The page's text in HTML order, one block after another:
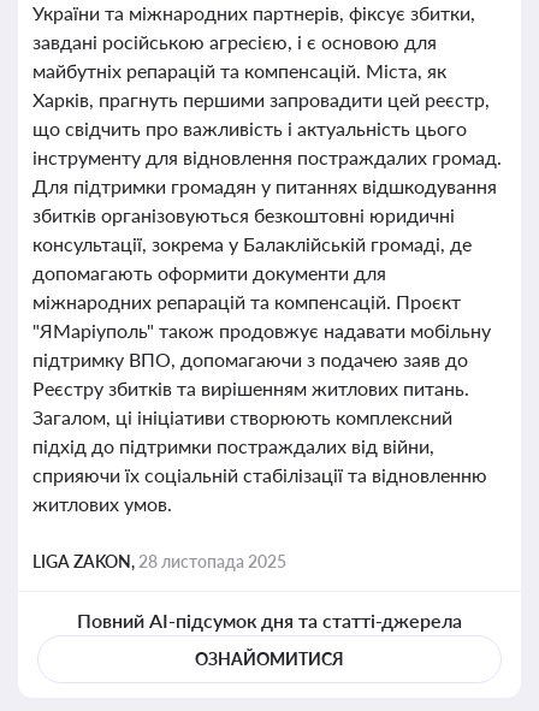
України та міжнародних партнерів, фіксує збитки,
завдані російською агресією, і є основою для
майбутніх репарацій та компенсацій. Міста, як
Харків, прагнуть першими запровадити цей реєстр,
що свідчить про важливість і актуальність цього
інструменту для відновлення постраждалих громад.
Для підтримки громадян у питаннях відшкодування
збитків організовуються безкоштовні юридичні
консультації, зокрема у Балаклійській громаді, де
допомагають оформити документи для
міжнародних репарацій та компенсацій. Проєкт
"ЯМаріуполь" також продовжує надавати мобільну
підтримку ВПО, допомагаючи з подачею заяв до
Реєстру збитків та вирішенням житлових питань.
Загалом, ці ініціативи створюють комплексний
підхід до підтримки постраждалих від війни,
сприяючи їх соціальній стабілізації та відновленню
житлових умов.
LIGA ZAKON, 28 листопада 2025
Повний AI-підсумок дня та статті-джерела
ОЗНАЙОМИТИСЯ